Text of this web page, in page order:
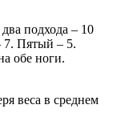
подхода – 10
7. Пятый – 5.
обе ноги.
веса в среднем